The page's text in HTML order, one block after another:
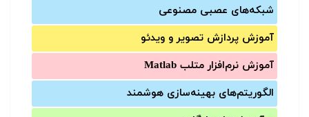
شبکه‌های عصبی مصنوعی
آموزش‌ پردازش تصویر و ویدئو
آموزش‌ نرم‌افزار متلب Matlab
الگوریتم‌های بهینه‌سازی هوشمند